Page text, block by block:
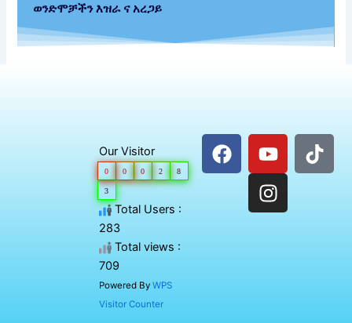
ወንድሞቻችን እዝራ ና አረጋይ
F
a
Y
o
u
t
T
i
I
n
s
t
Our Visitor
0 0 0 2 8
3
Total Users :
283
Total views :
709
Powered ByWPS
Visitor Counter